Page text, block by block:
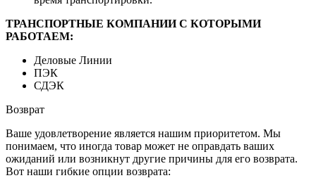
ТРАНСПОРТНЫЕ КОМПАНИИ С КОТОРЫМИ
РАБОТАЕМ:
Деловые Линии
ПЭК
СДЭК
Возврат
Ваше удовлетворение является нашим приоритетом. Мы
понимаем, что иногда товар может не оправдать ваших
ожиданий или возникнут другие причины для его возврата.
Вот наши гибкие опции возврата: